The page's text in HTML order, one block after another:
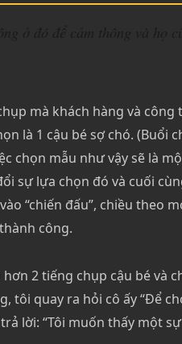
mà khách hàng và
là 1 cậu bé sợ chó. (Buổi
chọn mẫu như vậy sẽ là
sự lựa chọn đó và cuối
“chiến đấu”, chiều theo
công.
2 tiếng chụp cậu bé và
tôi quay ra hỏi cô ấy “Để
trả lời: “Tôi muốn thấy một